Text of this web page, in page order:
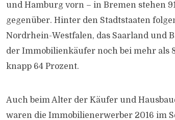
und Hamburg vorn – in Bremen stehen
gegenüber. Hinter den Stadtstaaten
Nordrhein-Westfalen, das Saarland und
der Immobilienkäufer noch bei mehr als
knapp 64 Prozent.
Auch beim Alter der Käufer und
waren die Immobilienerwerber 2016 im